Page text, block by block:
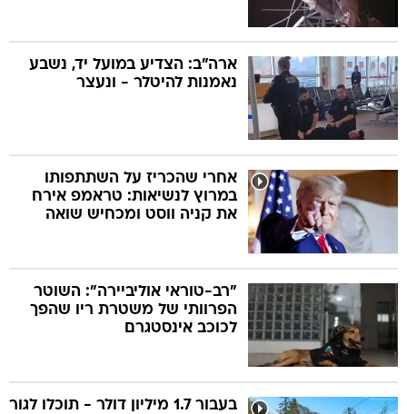
ארה"ב: הצדיע במועל יד, נשבע
נאמנות להיטלר - ונעצר
אחרי שהכריז על השתתפותו
במרוץ לנשיאות: טראמפ אירח
את קניה ווסט ומכחיש שואה
"רב-טוראי אוליביירה": השוטר
הפרוותי של משטרת ריו שהפך
לכוכב אינסטגרם
בעבור 1.7 מיליון דולר - תוכלו לגור